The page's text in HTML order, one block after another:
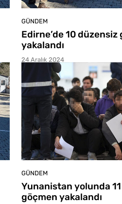
GÜNDEM
Edirne’de 10 düzensiz
yakalandı
24 Aralık 2024
GÜNDEM
Yunanistan yolunda
göçmen yakalandı